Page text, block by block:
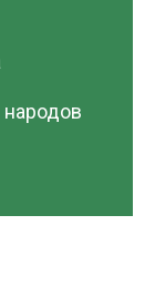
народов